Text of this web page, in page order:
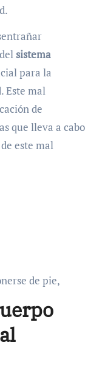
sistema
para la
Este mal
de
que lleva a cabo
este mal
de pie,